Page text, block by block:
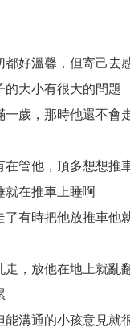
好溫馨，但寄己去
大小有很大的問題
歲，那時他還不會
在管他，頂多想想推
就在推車上睡啊
有時把他放推車他
，放他在地上就亂
溝通的小孩意見就